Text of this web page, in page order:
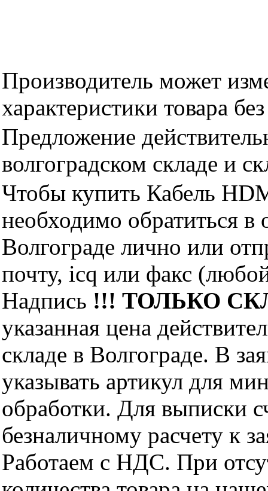
Производитель может
характеристики товара
Предложение
волгоградском складе и
Чтобы купить Кабель
необходимо
Волгограде лично или
почту, icq или факс
Надпись !!! ТОЛЬКО
указанная цена
складе в Волгограде. В
указывать артикул для
обработки. Для выписки
безналичному расчету к
Работаем с НДС. При